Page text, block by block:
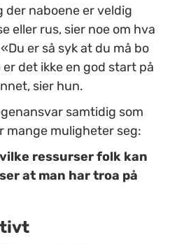
der naboene er veldig
eller rus, sier noe om hva
er så syk at du må bo
det ikke en god start på
sier hun.
samtidig som
mange muligheter seg:
ressurser folk kan
at man har troa på